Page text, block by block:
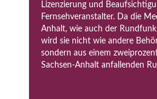
Lizenzierung und
Fernsehveranstalter. Da die
Anhalt, wie auch der
wird sie nicht wie andere
sondern aus einem
Sachsen-Anhalt anfallenden